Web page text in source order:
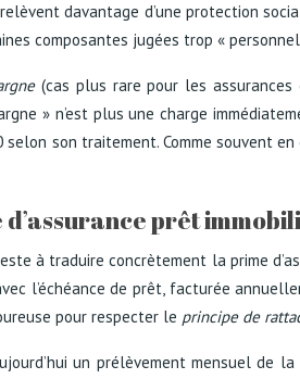
davantage d’une protection
composantes jugées trop «
(cas plus rare pour les assurances
» n’est plus une charge
son traitement. Comme souvent
prêt
à traduire concrètement la prime
l’échéance de prêt, facturée
pour respecter le principe de
un prélèvement mensuel de